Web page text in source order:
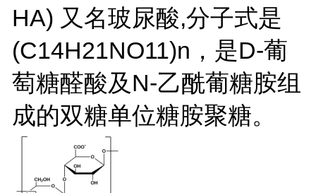
HA) 又名玻尿酸,分子式是
(C14H21NO11)n，是D-葡
萄糖醛酸及N-乙酰葡糖胺组
成的双糖单位糖胺聚糖。